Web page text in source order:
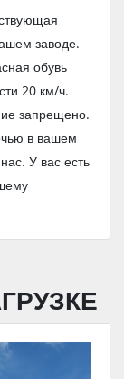
заводе.
обувь
20 км/ч.
запрещено.
в вашем
У вас есть